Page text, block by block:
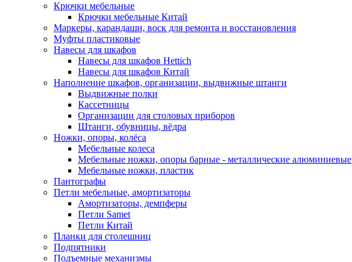
Крючки мебельные
Крючки мебельные Китай
Маркеры, карандаши, воск для ремонта и восстановления
Муфты пластиковые
Навесы для шкафов
Навесы для шкафов Hettich
Навесы для шкафов Китай
Наполнение шкафов, организации, выдвижные штанги
Выдвижные полки
Кассетницы
Организации для столовых приборов
Штанги, обувницы, вёдра
Ножки, опоры, колёса
Мебельные колеса
Мебельные ножки, опоры барные - металлические алюминиевые
Мебельные ножки, пластик
Пантографы
Петли мебельные, амортизаторы
Амортизаторы, демпферы
Петли Samet
Петли Китай
Планки для столешниц
Подпятники
Подъемные механизмы